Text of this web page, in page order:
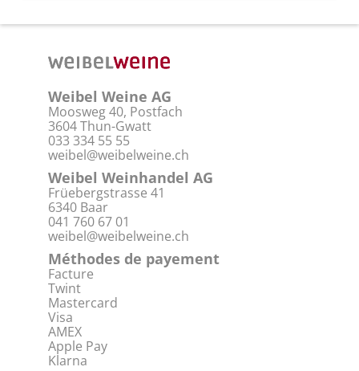
Weibel Weine AG
Moosweg 40, Postfach
3604 Thun-Gwatt
033 334 55 55
weibel@weibelweine.ch
Weibel Weinhandel AG
Früebergstrasse 41
6340 Baar
041 760 67 01
weibel@weibelweine.ch
Méthodes de payement
Facture
Twint
Mastercard
Visa
AMEX
Apple Pay
Klarna